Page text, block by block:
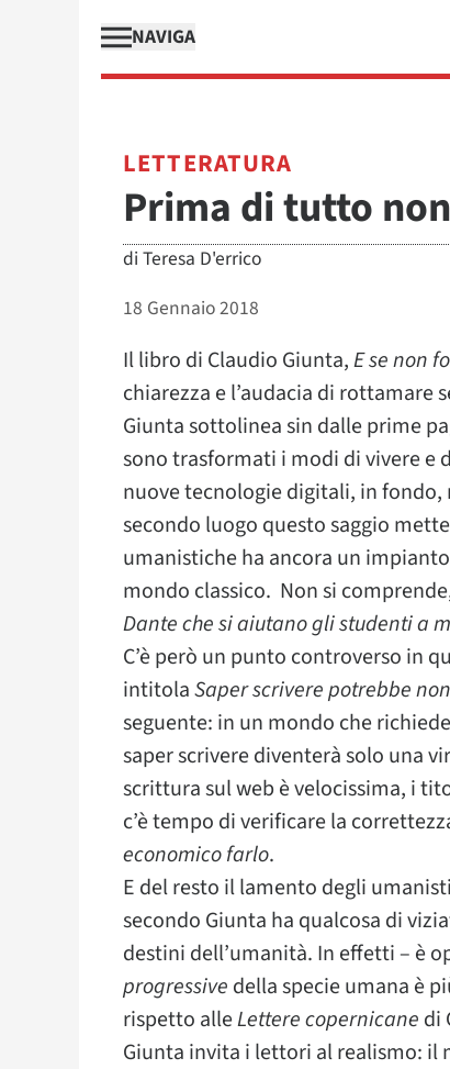
NAVIGA
LETTERATURA
Prima di tutto
di Teresa D'errico
18 Gennaio 2018
Il libro di Claudio Giunta,E se non
chiarezza e l’audacia di rottamare
Giunta sottolinea sin dalle prime
sono trasformati i modi di vivere e
nuove tecnologie digitali, in
secondo luogo questo saggio
umanistiche ha ancora un
mondo classico. Non si
Dante che si aiutano gli studenti a
C’è però un punto controverso in
intitolaSaper scrivere potrebbe
seguente: in un mondo che
saper scrivere diventerà solo una
scrittura sul web è velocissima, i
c’è tempo di verificare la
economico farlo.
E del resto il lamento degli
secondo Giunta ha qualcosa di
destini dell’umanità. In effetti – è
progressive della specie umana è
rispetto alleLettere copernicane di
Giunta invita i lettori al realismo: il